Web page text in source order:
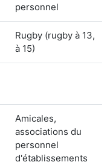
personnel
Rugby (rugby à 13,
à 15)
Amicales,
associations du
personnel
d'établissements